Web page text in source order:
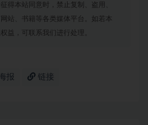
得本站同意时，禁止复制、盗用、
站、书籍等各类媒体平台。如若本
益，可联系我们进行处理。
报 链接